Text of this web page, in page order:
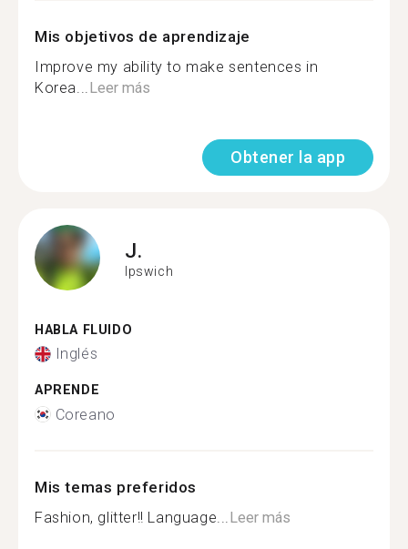
Mis objetivos de aprendizaje
Improve my ability to make sentences in
Korea... Leer más
Obtener la app
J.
Ipswich
HABLA FLUIDO
Inglés
APRENDE
Coreano
Mis temas preferidos
Fashion, glitter!! Language... Leer más